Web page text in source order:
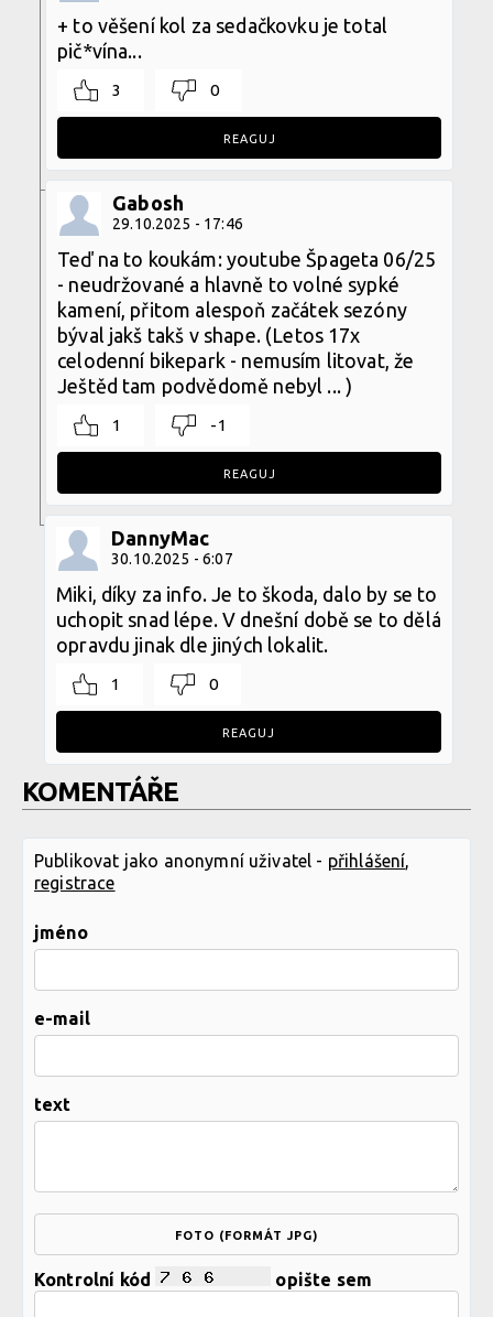
+ to věšení kol za sedačkovku je total
pič*vína...
3 0
REAGUJ
Gabosh
29.10.2025 - 17:46
Teď na to koukám: youtube Špageta 06/25
- neudržované a hlavně to volné sypké
kamení, přitom alespoň začátek sezóny
býval jakš takš v shape. (Letos 17x
celodenní bikepark - nemusím litovat, že
Ještěd tam podvědomě nebyl ... )
1 -1
REAGUJ
DannyMac
30.10.2025 - 6:07
Miki, díky za info. Je to škoda, dalo by se to
uchopit snad lépe. V dnešní době se to dělá
opravdu jinak dle jiných lokalit.
1 0
REAGUJ
KOMENTÁŘE
Publikovat jako anonymní uživatel - přihlášení
registrace
jméno
e-mail
text
FOTO (FORMÁT JPG)
Kontrolní kód opište sem